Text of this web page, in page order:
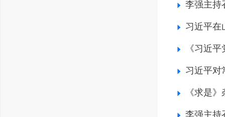
李强主持
习近平在
《习近
习近平对
《求是
李强主持